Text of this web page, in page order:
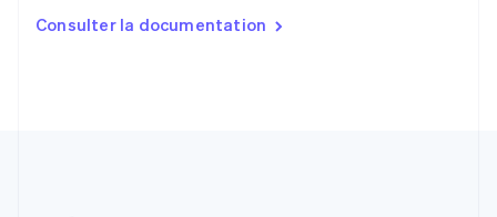
Consulter la documentation
English